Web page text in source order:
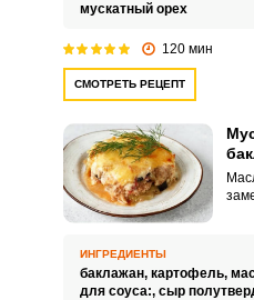
мускатный орех
120 мин
СМОТРЕТЬ РЕЦЕПТ
ИНГРЕДИЕНТЫ
баклажан, картофель,
для соуса:, сыр